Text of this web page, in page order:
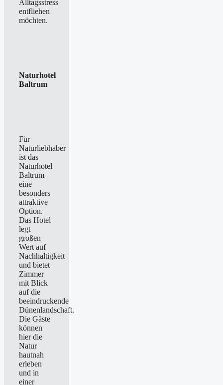
Alltagsstress
entfliehen
möchten.
Naturhotel
Baltrum
Für
Naturliebhaber
ist das
Naturhotel
Baltrum
eine
besonders
attraktive
Option.
Das Hotel
legt
großen
Wert auf
Nachhaltigkeit
und bietet
Zimmer
mit Blick
auf die
beeindruckende
Dünenlandschaft.
Die Gäste
können
hier die
Natur
hautnah
erleben
und in
einer